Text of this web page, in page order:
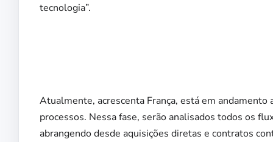
tecnologia”.
Atualmente, acrescenta França, está em
processos. Nessa fase, serão analisados todos os
abrangendo desde aquisições diretas e contratos